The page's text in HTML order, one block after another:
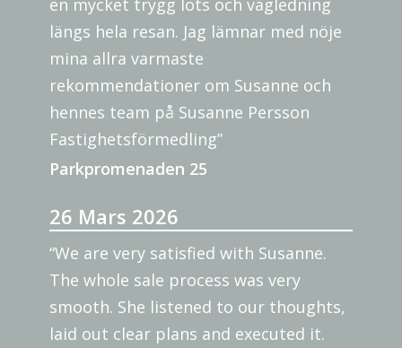
längs hela resan. Jag lämnar med nöje
mina allra varmaste
rekommendationer om Susanne och
hennes team på Susanne Persson
Fastighetsförmedling”
Parkpromenaden 25
26 Mars 2026
“We are very satisfied with Susanne.
The whole sale process was very
smooth. She listened to our thoughts,
laid out clear plans and executed it.